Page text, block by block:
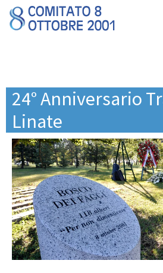
24° Anniversario
Linate